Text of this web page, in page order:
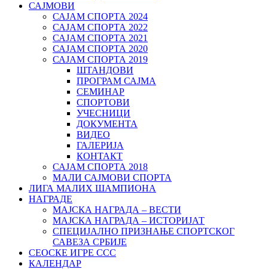
САЈМОВИ
САЈАМ СПОРТА 2024
САЈАМ СПОРТА 2022
САЈАМ СПОРТА 2021
САЈАМ СПОРТА 2020
САЈАМ СПОРТА 2019
ШТАНДОВИ
ПРОГРАМ САЈМА
СЕМИНАР
СПОРТОВИ
УЧЕСНИЦИ
ДОКУМЕНТА
ВИДЕО
ГАЛЕРИЈА
КОНТАКТ
САЈАМ СПОРТА 2018
МАЛИ САЈМОВИ СПОРТА
ЛИГА МАЛИХ ШАМПИОНА
НАГРАДЕ
МАЈСКА НАГРАДА – ВЕСТИ
МАЈСКА НАГРАДА – ИСТОРИЈАТ
СПЕЦИЈАЛНО ПРИЗНАЊЕ СПОРТСКОГ
САВЕЗА СРБИЈЕ
СЕОСКЕ ИГРЕ ССС
КАЛЕНДАР